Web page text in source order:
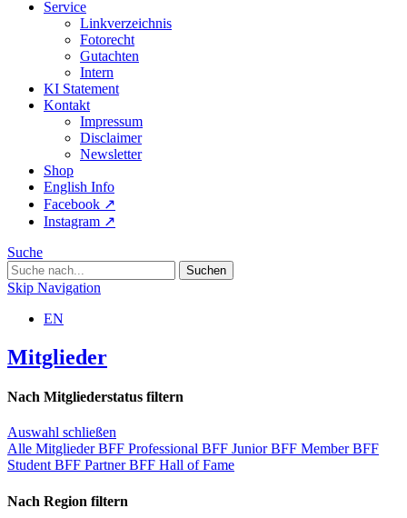
Service
Linkverzeichnis
Fotorecht
Gutachten
Intern
KI Statement
Kontakt
Impressum
Disclaimer
Newsletter
Shop
English Info
Facebook ↗︎
Instagram ↗︎
Suche
Skip Navigation
EN
Mitglieder
Nach Mitgliederstatus filtern
Auswahl schließen
Alle MitgliederBFF Professional BFF JuniorBFF MemberBFF
Student BFF PartnerBFF Hall of Fame
Nach Region filtern